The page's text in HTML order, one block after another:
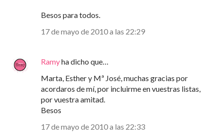
Besos para todos.
17 de mayo de 2010 a las 22:29
Ramyha dicho que…
Marta, Esther y Mª José, muchas gracias por
acordaros de mí, por incluirme en vuestras listas,
por vuestra amitad.
Besos
17 de mayo de 2010 a las 22:33